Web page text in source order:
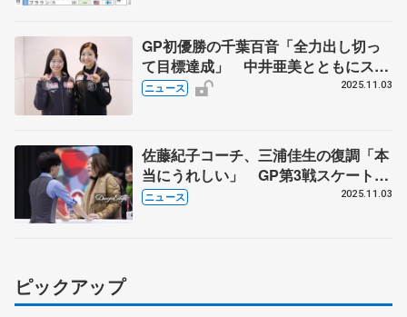
GP初優勝の千葉百音「全力出し切っ
て目標達成」 中井亜美とともにスケ
ートカナダから帰国
ニュース 2025.11.03
佐藤紀子コーチ、三浦佳生の復調「本
当にうれしい」 GP第3戦スケートカ
ナダ
ニュース 2025.11.03
ピックアップ